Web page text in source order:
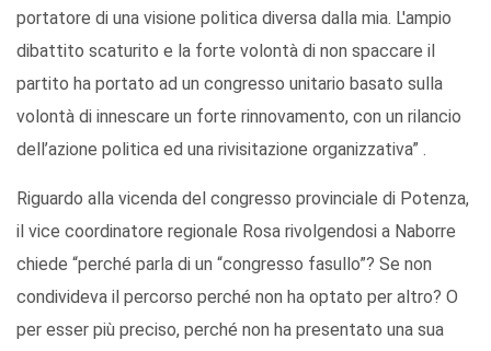
portatore di una visione politica diversa dalla mia. L'ampio
dibattito scaturito e la forte volontà di non spaccare il
partito ha portato ad un congresso unitario basato sulla
volontà di innescare un forte rinnovamento, con un rilancio
dell’azione politica ed una rivisitazione organizzativa” .
Riguardo alla vicenda del congresso provinciale di Potenza,
il vice coordinatore regionale Rosa rivolgendosi a Naborre
chiede “perché parla di un “congresso fasullo”? Se non
condivideva il percorso perché non ha optato per altro? O
per esser più preciso, perché non ha presentato una sua